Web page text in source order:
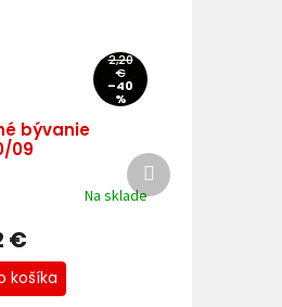
2,20
€
–40
%
bývanie
09
Na sklade
€
košíka
Ďalší
produkt